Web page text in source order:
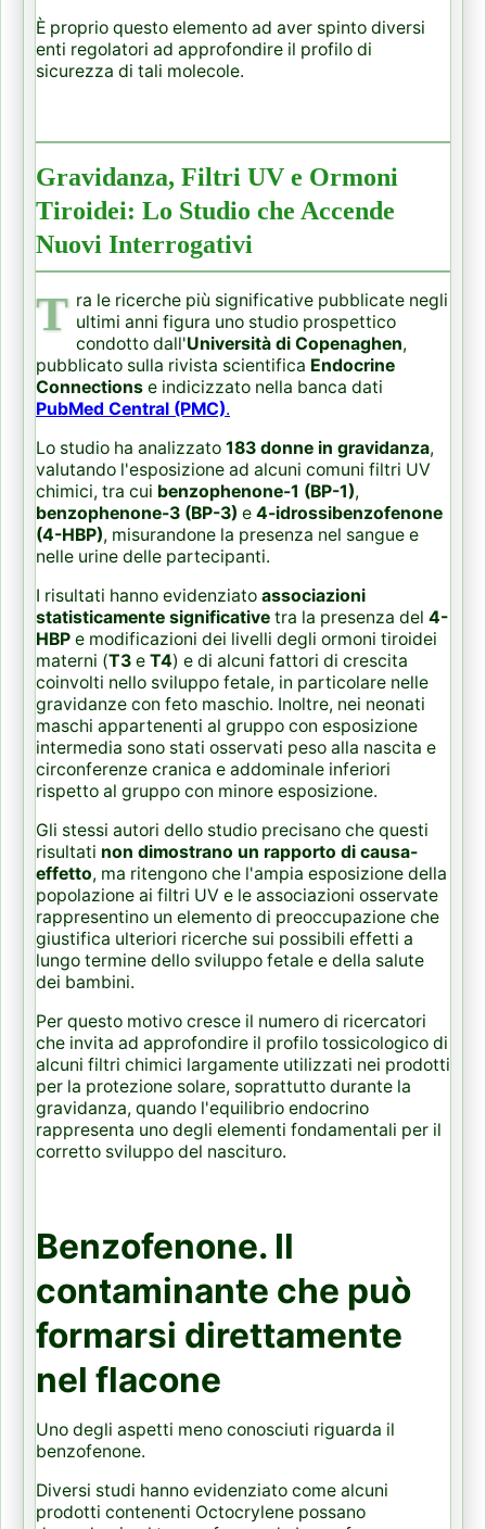
È proprio questo elemento ad aver spinto diversi
enti regolatori ad approfondire il profilo di
sicurezza di tali molecole.
Gravidanza, Filtri UV e Ormoni
Tiroidei: Lo Studio che Accende
Nuovi Interrogativi
T ra le ricerche più significative pubblicate negli
ultimi anni figura uno studio prospettico
condotto dall'Università di Copenaghen,
pubblicato sulla rivista scientifica Endocrine
Connections e indicizzato nella banca dati
PubMed Central (PMC).
Lo studio ha analizzato 183 donne in gravidanza,
valutando l'esposizione ad alcuni comuni filtri UV
chimici, tra cui benzophenone-1 (BP-1),
benzophenone-3 (BP-3) e 4-idrossibenzofenone
(4-HBP), misurandone la presenza nel sangue e
nelle urine delle partecipanti.
I risultati hanno evidenziato associazioni
statisticamente significative tra la presenza del 4-
HBP e modificazioni dei livelli degli ormoni tiroidei
materni (T3 e T4) e di alcuni fattori di crescita
coinvolti nello sviluppo fetale, in particolare nelle
gravidanze con feto maschio. Inoltre, nei neonati
maschi appartenenti al gruppo con esposizione
intermedia sono stati osservati peso alla nascita e
circonferenze cranica e addominale inferiori
rispetto al gruppo con minore esposizione.
Gli stessi autori dello studio precisano che questi
risultati non dimostrano un rapporto di causa-
effetto, ma ritengono che l'ampia esposizione della
popolazione ai filtri UV e le associazioni osservate
rappresentino un elemento di preoccupazione che
giustifica ulteriori ricerche sui possibili effetti a
lungo termine dello sviluppo fetale e della salute
dei bambini.
Per questo motivo cresce il numero di ricercatori
che invita ad approfondire il profilo tossicologico di
alcuni filtri chimici largamente utilizzati nei prodotti
per la protezione solare, soprattutto durante la
gravidanza, quando l'equilibrio endocrino
rappresenta uno degli elementi fondamentali per il
corretto sviluppo del nascituro.
Benzofenone. Il
contaminante che può
formarsi direttamente
nel flacone
Uno degli aspetti meno conosciuti riguarda il
benzofenone.
Diversi studi hanno evidenziato come alcuni
prodotti contenenti Octocrylene possano